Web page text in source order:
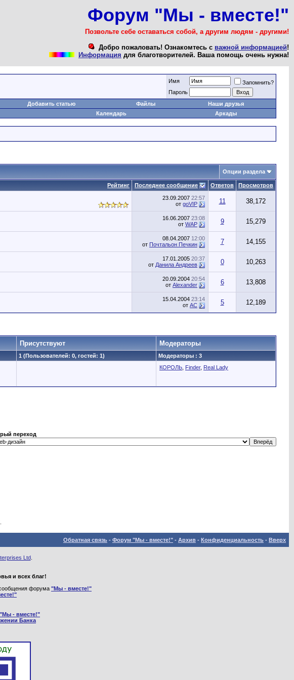
Форум "Мы - вместе!"
Позвольте себе оставаться собой, а другим людям - другими!
Добро пожаловать! Ознакомтесь с важной информацией!
Информация для благотворителей. Ваша помощь очень нужна!
Имя
Запомнить?
Пароль
Добавить статью Файлы
Наши друзья
Календарь Аркады
Опции раздела
Рейтинг Последнее сообщение Ответов Просмотров
23.09.2007 22:57
от goVIP 11 38,172
16.06.2007 23:08
от WAP 9 15,279
08.04.2007 12:00
от Почтальон Печкин 7 14,155
17.01.2005 20:37
от Данила Андреев 0 10,263
20.09.2004 20:54
от Alexander 6 13,808
15.04.2004 23:14
от AC 5 12,189
Присутствуют Модераторы
1 (Пользователей: 0, гостей: 1) Модераторы : 3
КОРОЛЬ Finder, Real Lady
переход
Обратная связь - Форум "Мы - вместе!" - Архив - Конфиденциальность - Вверх
Ltd.
и всех благ!
форума "Мы - вместе!"
- вместе!"
Банка